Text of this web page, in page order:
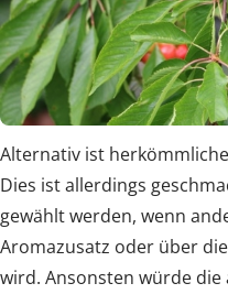
Alternativ ist
Dies ist allerdings
gewählt werden, wenn
Aromazusatz oder über
wird. Ansonsten würde die